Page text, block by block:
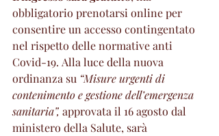
obbligatorio prenotarsi online per
consentire un accesso contingentato
nel rispetto delle normative anti
Covid-19. Alla luce della nuova
ordinanza su “Misure urgenti di
contenimento e gestione dell’emergenza
sanitaria”, approvata il 16 agosto dal
ministero della Salute, sarà